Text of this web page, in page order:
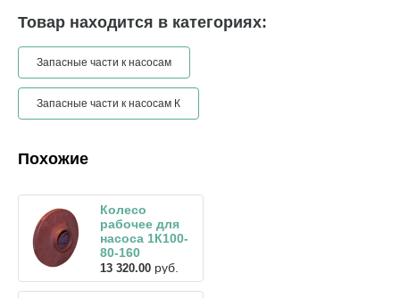
Товар находится в категориях:
Запасные части к насосам
Запасные части к насосам К
Похожие
Колесо
рабочее для
насоса 1К100-
80-160
13 320.00 руб.